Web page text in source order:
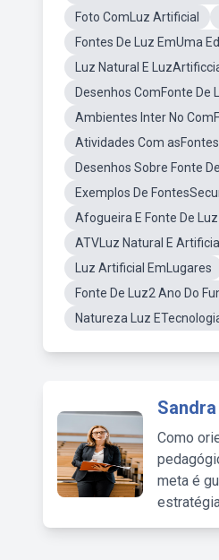
Foto ComLuz Artificial
Fontes De Luz EmUma
Luz Natural E
Desenhos ComFonte De
Ambientes Inter No
Atividades Com
Desenhos Sobre Fonte
Exemplos De
Afogueira E Fonte De
ATVLuz Natural E Artificial
Luz Artificial EmLugares
Fonte De Luz2 Ano Do
Natureza Luz
Sandra
Como
meta é